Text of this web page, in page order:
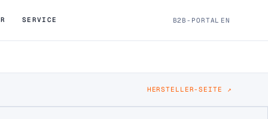
SERVICE B2B-PORTAL EN
HERSTELLER-SEITE ↗